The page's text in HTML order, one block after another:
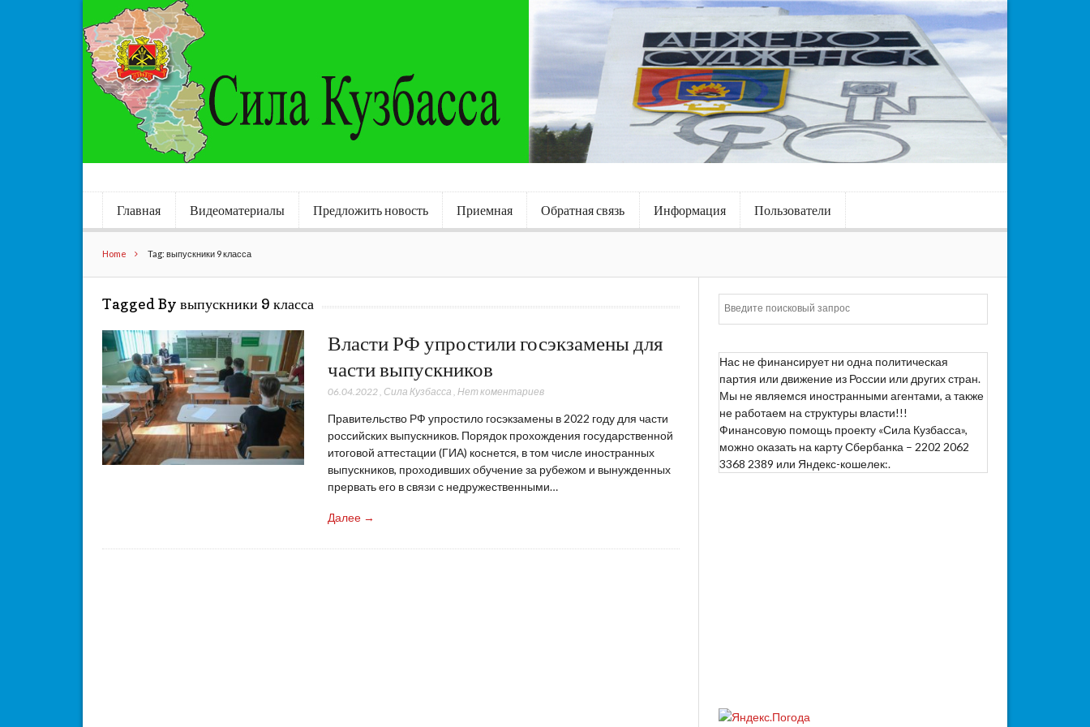
Главная Видеоматериалы Предложить новость Приемная Обратная связь Информация Пользователи
Home Tag: выпускники 9 класса
Tagged By выпускники 9 класса
Власти РФ упростили госэкзамены для
части выпускников
06.04.2022, Сила Кузбасса Нет коментариев
Правительство РФ упростило госэкзамены в 2022 году для части
российских выпускников. Порядок прохождения государственной
итоговой аттестации (ГИА) коснется, в том числе иностранных
выпускников, проходивших обучение за рубежом и вынужденных
прервать его в связи с недружественными…
Далее →
Нас не финансирует ни одна политическая
партия или движение из России или других стран.
Мы не являемся иностранными агентами, а также
не работаем на структуры власти!!!
Финансовую помощь проекту «Сила Кузбасса»,
можно оказать на карту Сбербанка – 2202 2062
3368 2389 или Яндекс-кошелек:.